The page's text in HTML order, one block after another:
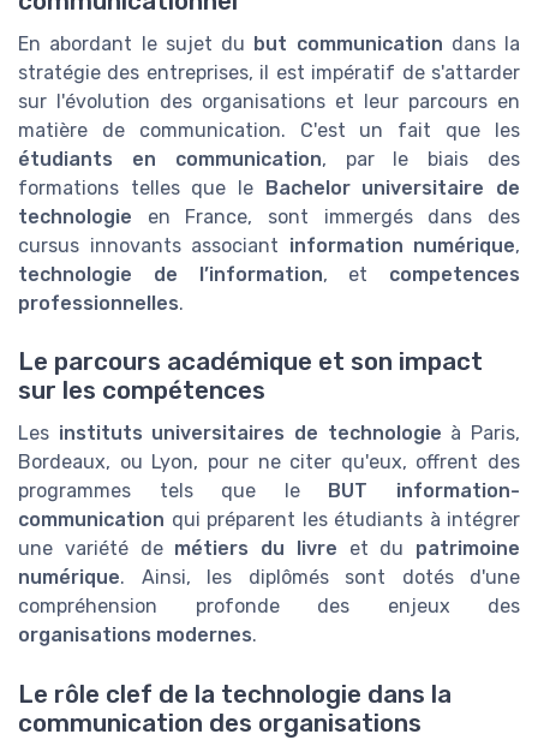
En abordant le sujet du but communication dans la
stratégie des entreprises, il est impératif de s'attarder
sur l'évolution des organisations et leur parcours en
matière de communication. C'est un fait que les
étudiants en communication, par le biais des
formations telles que le Bachelor universitaire de
technologie en France, sont immergés dans des
cursus innovants associant information numérique,
technologie de l’information, et competences
professionnelles.
Le parcours académique et son impact
sur les compétences
Les instituts universitaires de technologie à Paris,
Bordeaux, ou Lyon, pour ne citer qu'eux, offrent des
programmes tels que le
BUT information-
communication qui préparent les étudiants à intégrer
une variété de métiers du livre et du patrimoine
numérique. Ainsi, les diplômés sont dotés d'une
compréhension profonde des enjeux des
organisations modernes.
Le rôle clef de la technologie dans la
communication des organisations